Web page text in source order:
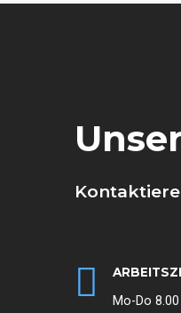
Mo-Do